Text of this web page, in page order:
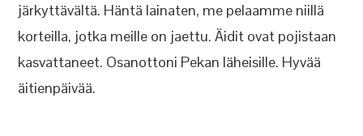
järkyttävältä. Häntä lainaten, me pelaamme niillä
korteilla, jotka meille on jaettu. Äidit ovat pojistaan
kasvattaneet. Osanottoni Pekan läheisille. Hyvää
äitienpäivää.